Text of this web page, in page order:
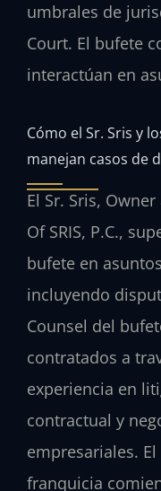
umbrales de
Court. El bufete
interactúan en
Cómo el Sr. Sris y
manejan casos de
El Sr. Sris,
Of SRIS, P.C.,
bufete en
incluyendo
Counsel del
contratados a
experiencia en
contractual y
empresariales.
franquicia